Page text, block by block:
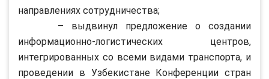
направлениях сотрудничества;
– выдвинул предложение о создании
информационно-логистических центров,
интегрированных со всеми видами транспорта, и
проведении в Узбекистане Конференции стран